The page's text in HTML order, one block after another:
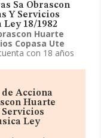
Sa Obrascon
Y Servicios
Ley 18/1982
Huarte
Copasa Ute
con 18 años
Sa
Obras Y
en Calle
la Coruña. Enmarca
- Otras
Laing Sa Y
Acciona
Huarte
Servicios
Ley